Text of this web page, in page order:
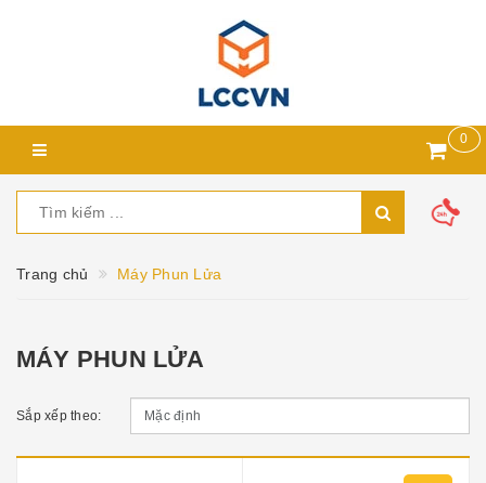
0
Trang chủ Máy Phun Lửa
MÁY PHUN LỬA
Sắp xếp theo: